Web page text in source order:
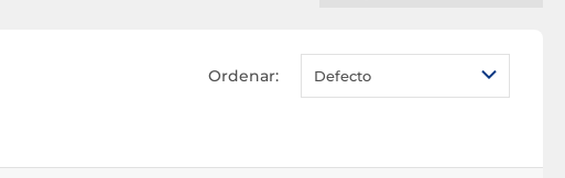
Registrador cámara IP
Ordenar: Defecto